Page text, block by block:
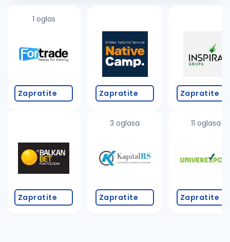
1 oglas
Zapratite
Zapratite
Zapratite
3 oglasa
Zapratite
Zapratite
11 oglasa
Zapratite